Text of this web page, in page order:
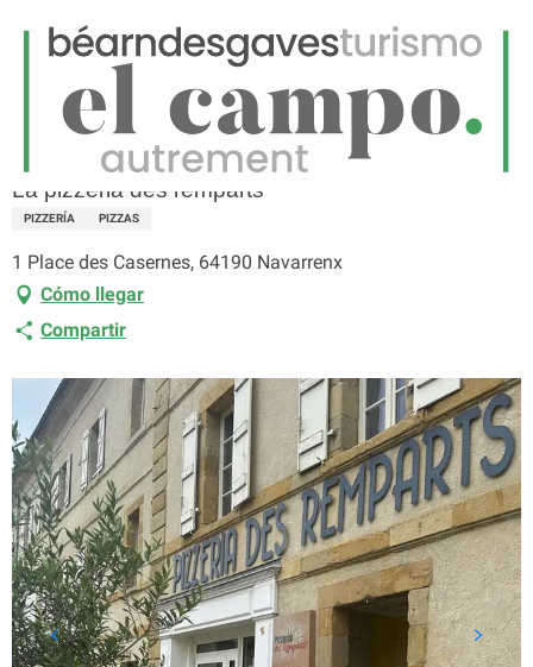
Menú
Página principal La pizzeria des remparts
La pizzeria des remparts
PIZZERÍA PIZZAS
1 Place des Casernes, 64190 Navarrenx
Cómo llegar
Compartir